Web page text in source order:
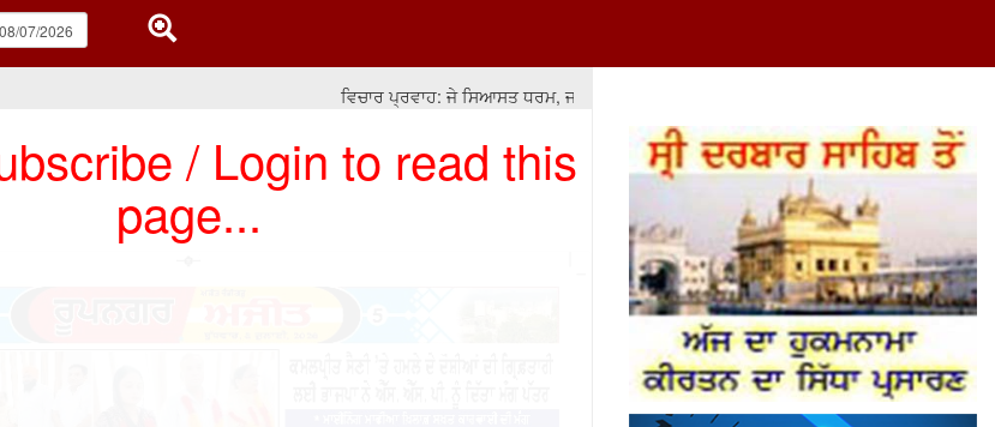
ਵਿਚਾਰ ਪ੍ਰਵਾਹ: ਜੇ ਸਿਆਸਤ ਧਰਮ, ਜਾਤ-ਪਾਤ ਦੇ ਫ਼ਰਕਾਂ ਅਤੇ ਲੁੱਟ-ਖਸੁੱਟ 'ਤੇ ਆਧਾਰਿਤ ਹੋਵੇ ਤਾਂ ਇਸ ਦਾ ਨਤੀਜਾ
/ Login to read this
page...